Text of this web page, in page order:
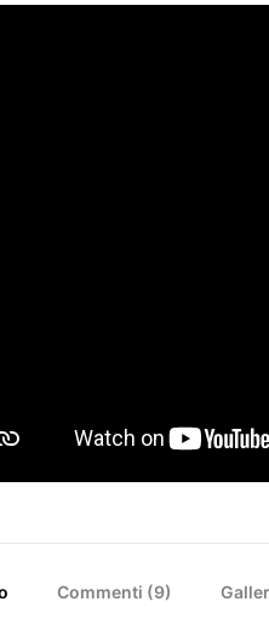
Commenti (9)